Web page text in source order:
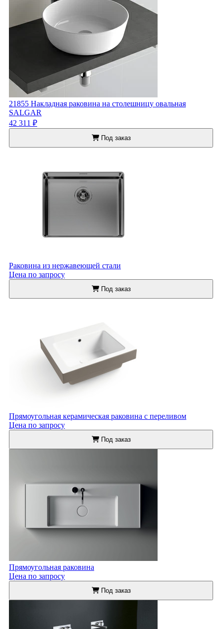
21855 Накладная раковина на столешницу овальная
SALGAR
42 311 ₽
Под заказ
Раковина из нержавеющей стали
Цена по запросу
Под заказ
Прямоугольная керамическая раковина с переливом
Цена по запросу
Под заказ
Прямоугольная раковина
Цена по запросу
Под заказ